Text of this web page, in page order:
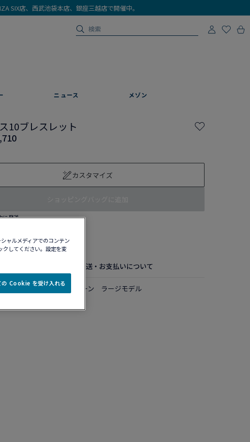
SIX店、西武池袋本店、銀座三越店で開催中。
ニュース メゾン
10ブレスレット
カスタマイズ
に発送
配送・お支払いについて
イトゴールド ＆ カラーストーン ラージモデル
ャルメディアでのコンテン
してください。設定を変
の Cookie を受け入れる